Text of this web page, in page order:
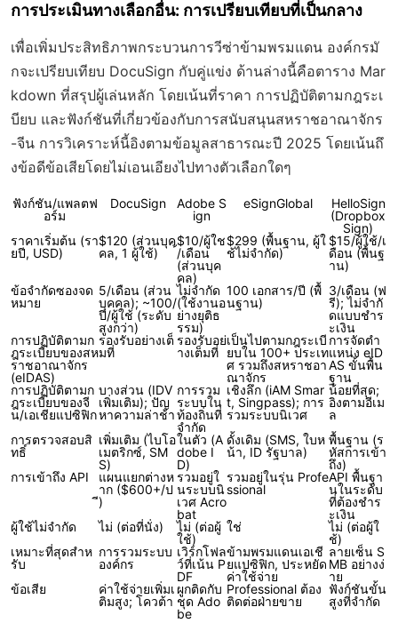
การประเมินทางเลือกอื่น: การเปรียบเทียบที่เป็นกลาง
เพื่อเพิ่มประสิทธิภาพกระบวนการวีซ่าข้ามพรมแดน องค์กรมั
กจะเปรียบเทียบ DocuSign กับคู่แข่ง ด้านล่างนี้คือตาราง Mar
kdown ที่สรุปผู้เล่นหลัก โดยเน้นที่ราคา การปฏิบัติตามกฎระเ
บียบ และฟังก์ชันที่เกี่ยวข้องกับการสนับสนุนสหราชอาณาจักร
-จีน การวิเคราะห์นี้อิงตามข้อมูลสาธารณะปี 2025 โดยเน้นถึ
งข้อดีข้อเสียโดยไม่เอนเอียงไปทางตัวเลือกใดๆ
ฟังก์ชัน/แพลตฟ
อร์ม
DocuSign
Adobe S
ign
eSignGlobal
HelloSign
(Dropbox
Sign)
ราคาเริ่มต้น (รา
ยปี, USD)
$120 (ส่วนบุค
คล, 1 ผู้ใช้)
$10/ผู้ใช
้/เดือน
(ส่วนบุค
คล)
$299 (พื้นฐาน, ผู้ใ
ช้ไม่จำกัด)
$15/ผู้ใช้/เ
ดือน (พื้นฐ
าน)
ข้อจำกัดซองจด
หมาย
5/เดือน (ส่วน
บุคคล); ~100/
ปี/ผู้ใช้ (ระดับ
สูงกว่า)
ไม่จำกัด
(ใช้งานอ
ย่างยุติธ
รรม)
100 เอกสาร/ปี (พื้
นฐาน)
3/เดือน (ฟ
รี); ไม่จำกั
ดแบบชำร
ะเงิน
การปฏิบัติตามก
ฎระเบียบของสห
ราชอาณาจักร
(eIDAS)
รองรับอย่างเต็
มที่
รองรับอย่
างเต็มที่
เป็นไปตามกฎระเบี
ยบใน 100+ ประเท
ศ รวมถึงสหราชอา
ณาจักร
การจัดตำ
แหน่ง eID
AS ขั้นพื้น
ฐาน
การปฏิบัติตามก
ฎระเบียบของจี
น/เอเชียแปซิฟิก
บางส่วน (IDV
เพิ่มเติม); ปัญ
หาความล่าช้า
การรวม
ระบบใน
ท้องถิ่นที่
จำกัด
เชิงลึก (iAM Smar
t, Singpass); การ
รวมระบบนิเวศ
น้อยที่สุด;
อิงตามอีเม
ล
การตรวจสอบสิ
ทธิ์
เพิ่มเติม (ไบโอ
เมตริกซ์, SM
S)
ในตัว (A
dobe I
D)
ดั้งเดิม (SMS, ใบห
น้า, ID รัฐบาล)
พื้นฐาน (ร
หัสการเข้า
ถึง)
การเข้าถึง API
แผนแยกต่างห
าก ($600+/ป
ี)
รวมอยู่ใ
นระบบนิ
เวศ Acro
bat
รวมอยู่ในรุ่น Profe
ssional
API พื้นฐา
นในระดับ
ที่ต้องชำร
ะเงิน
ผู้ใช้ไม่จำกัด
ไม่ (ต่อที่นั่ง)
ไม่ (ต่อผู้
ใช้)
ใช่
ไม่ (ต่อผู้ใ
ช้)
เหมาะที่สุดสำห
รับ
การรวมระบบ
องค์กร
เวิร์กโฟล
ว์ที่เน้น P
DF
ข้ามพรมแดนเอเชี
ยแปซิฟิก, ประหยัด
ค่าใช้จ่าย
ลายเซ็น S
MB อย่างง่
าย
ข้อเสีย
ค่าใช้จ่ายเพิ่มเ
ติมสูง; โควต้า
ผูกติดกับ
ชุด Ado
be
Professional ต้อง
ติดต่อฝ่ายขาย
ฟังก์ชันขั้น
สูงที่จำกัด